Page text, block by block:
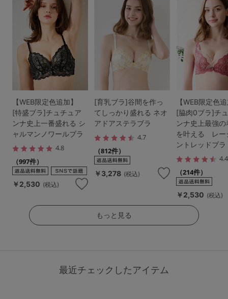
【WEB限定色追加】
[特盛ブラ]チュチュア
ンナ史上一番盛れる シ
ャルマンノワールブラ
4.8
（997件）
￥2,530 (税込)
[育乳ブラ]谷間を作っ
てしっかり盛れる ネオ
アドアステラブラ
4.7
（812件）
￥3,278 (税込)
【WEB限定色
[脇肉0ブラ]チ
ンナ史上最強
を叶える レー
ントレッドブラ
4.4
（214件）
￥2,530 (税込)
もっと見る
最近チェックしたアイテム